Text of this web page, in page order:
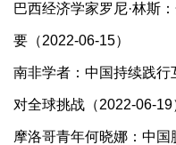
巴西经济学家罗尼·林斯
要（2022-06-15）
南非学者：中国持续践
对全球挑战（2022-06-19
摩洛哥青年何晓娜：中